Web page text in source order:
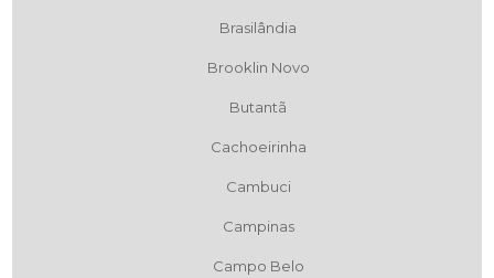
Brasilândia
Brooklin Novo
Butantã
Cachoeirinha
Cambuci
Campinas
Campo Belo